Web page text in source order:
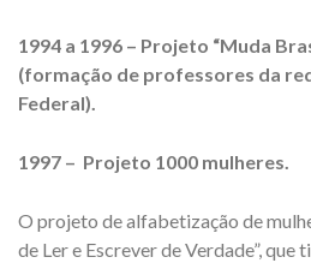
1994 a 1996 – Projeto “Muda
(formação de professores da
Federal).
1997 – Projeto 1000 mulheres.
O projeto de alfabetização de
de Ler e Escrever de Verdade”, que